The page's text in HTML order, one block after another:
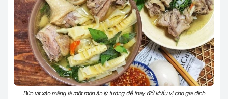
Bún vịt xáo măng là một món ăn lý tưởng để thay đổi khẩu vị cho gia đình